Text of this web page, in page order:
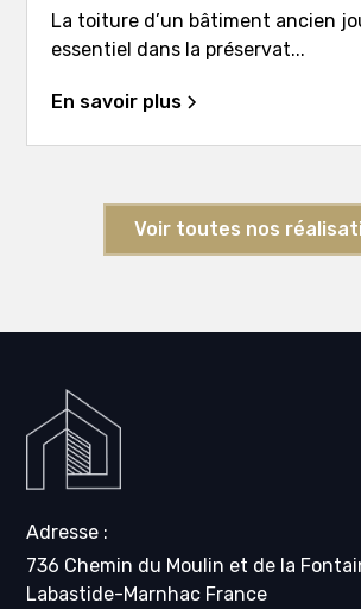
La toiture d’un bâtiment ancien
essentiel dans la préservat...
En savoir plus
Voir toutes nos
Adresse :
736 Chemin du Moulin et de la
Labastide-Marnhac France